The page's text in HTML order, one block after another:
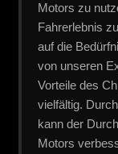
Motors zu
Fahrerlebnis
auf die
von unseren
Vorteile des
vielfältig.
kann der
Motors